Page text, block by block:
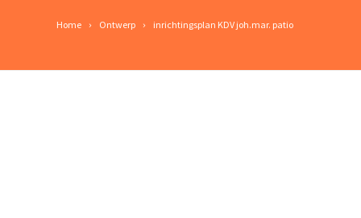
Home Ontwerp inrichtingsplan KDV joh.mar. patio